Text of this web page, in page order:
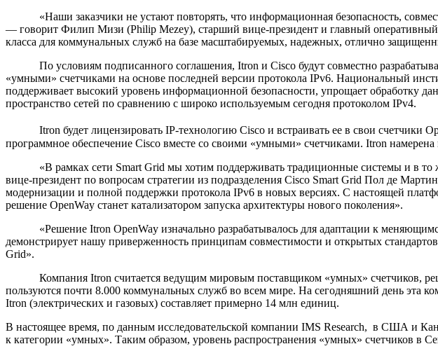
«Наши заказчики не устают повторять, что информационная безопасность,
— говорит Филип Мизи (Philip Mezey), старший вице-президент и главный
класса для коммунальных служб на базе масштабируемых, надежных, отлично
По условиям подписанного соглашения, Itron и Cisco будут совместно
«умными» счетчиками на основе последней версии протокола IPv6. Национальный
поддерживает высокий уровень информационной безопасности, упрощает обработку
пространство сетей по сравнению с широко используемым сегодня протоколом IPv4.
Itron будет лицензировать IP-технологию Cisco и встраивать ее в свои счетчики
программное обеспечение Cisco вместе со своими «умными» счетчиками. Itron
«В рамках сети Smart Grid мы хотим поддерживать традиционные системы и в то
вице-президент по вопросам стратегии из подразделения Cisco Smart Grid Пол де
модернизации и полной поддержки протокола IPv6 в новых версиях. С настоящей
решение OpenWay станет катализатором запуска архитектуры нового поколения».
«Решение Itron OpenWay изначально разрабатывалось для адаптации к
демонстрирует нашу приверженность принципам совместимости и открытых
Grid».
Компания Itron считается ведущим мировым поставщиком «умных» счетчиков,
пользуются почти 8.000 коммунальных служб во всем мире. На сегодняшний день эта
Itron (электрических и газовых) составляет примерно 14 млн единиц.
В настоящее время, по данным исследовательской компании IMS Research, в США и
к категории «умных». Таким образом, уровень распространения «умных» счетчиков в